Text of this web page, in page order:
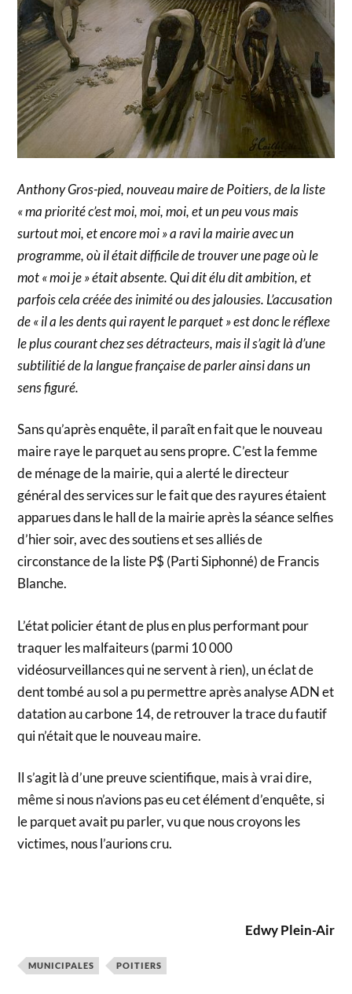
Anthony Gros-pied, nouveau maire de Poitiers, de la liste
« ma priorité c’est moi, moi, moi, et un peu vous mais
surtout moi, et encore moi » a ravi la mairie avec un
programme, où il était difficile de trouver une page où le
mot « moi je » était absente. Qui dit élu dit ambition, et
parfois cela créée des inimité ou des jalousies. L’accusation
de « il a les dents qui rayent le parquet » est donc le réflexe
le plus courant chez ses détracteurs, mais il s’agit là d’une
subtilitié de la langue française de parler ainsi dans un
sens figuré.
Sans qu’après enquête, il paraît en fait que le nouveau
maire raye le parquet au sens propre. C’est la femme
de ménage de la mairie, qui a alerté le directeur
général des services sur le fait que des rayures étaient
apparues dans le hall de la mairie après la séance selfies
d’hier soir, avec des soutiens et ses alliés de
circonstance de la liste P$ (Parti Siphonné) de Francis
Blanche.
L’état policier étant de plus en plus performant pour
traquer les malfaiteurs (parmi 10 000
vidéosurveillances qui ne servent à rien), un éclat de
dent tombé au sol a pu permettre après analyse ADN et
datation au carbone 14, de retrouver la trace du fautif
qui n’était que le nouveau maire.
Il s’agit là d’une preuve scientifique, mais à vrai dire,
même si nous n’avions pas eu cet élément d’enquête, si
le parquet avait pu parler, vu que nous croyons les
victimes, nous l’aurions cru.
Edwy Plein-Air
MUNICIPALES POITIERS